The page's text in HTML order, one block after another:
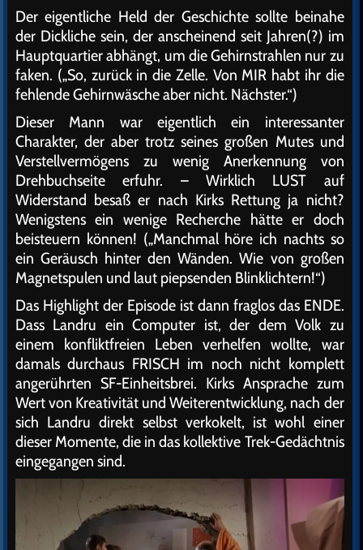
Der eigentliche Held der Geschichte sollte beinahe
der Dickliche sein, der anscheinend seit Jahren(?) im
Hauptquartier abhängt, um die Gehirnstrahlen nur zu
faken. („So, zurück in die Zelle. Von MIR habt ihr die
fehlende Gehirnwäsche aber nicht. Nächster.“)
Dieser Mann war eigentlich ein interessanter
Charakter, der aber trotz seines großen Mutes und
Verstellvermögens zu wenig Anerkennung von
Drehbuchseite erfuhr. – Wirklich LUST auf
Widerstand besaß er nach Kirks Rettung ja nicht?
Wenigstens ein wenige Recherche hätte er doch
beisteuern können! („Manchmal höre ich nachts so
ein Geräusch hinter den Wänden. Wie von großen
Magnetspulen und laut piepsenden Blinklichtern!“)
Das Highlight der Episode ist dann fraglos das ENDE.
Dass Landru ein Computer ist, der dem Volk zu
einem konfliktfreien Leben verhelfen wollte, war
damals durchaus FRISCH im noch nicht komplett
angerührten SF-Einheitsbrei. Kirks Ansprache zum
Wert von Kreativität und Weiterentwicklung, nach der
sich Landru direkt selbst verkokelt, ist wohl einer
dieser Momente, die in das kollektive Trek-Gedächtnis
eingegangen sind.